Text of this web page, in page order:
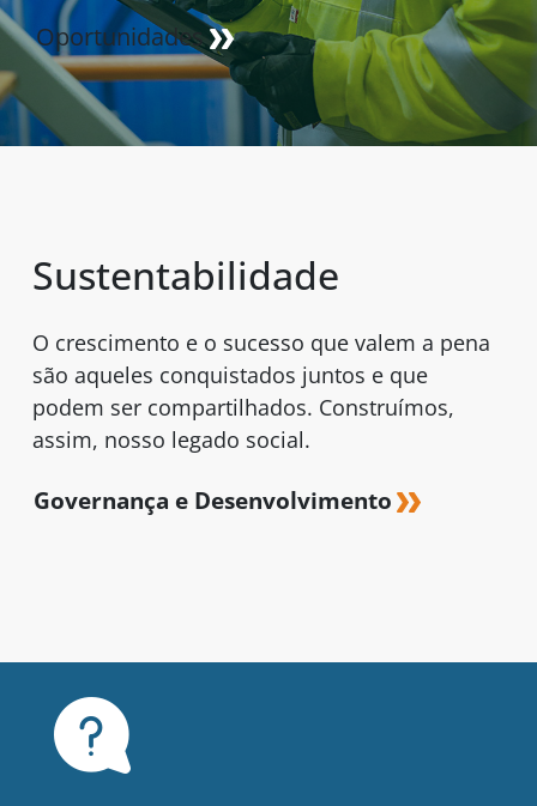
Oportunidades
Sustentabilidade
O crescimento e o sucesso que valem a pena
são aqueles conquistados juntos e que
podem ser compartilhados. Construímos,
assim, nosso legado social.
Governança e Desenvolvimento